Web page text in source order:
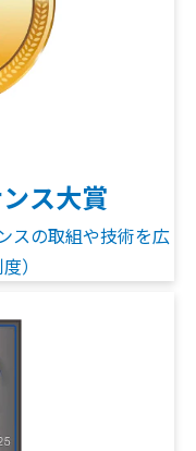
ス大賞
スの取組や技術を広
）